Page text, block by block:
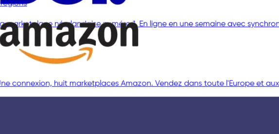
La marketplace néerlandaise numéro 1. En ligne en une semaine avec
Toutes les régions en ligne
8 régions